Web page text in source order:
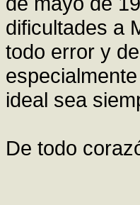
dificultades a
todo error y
ideal sea
De todo